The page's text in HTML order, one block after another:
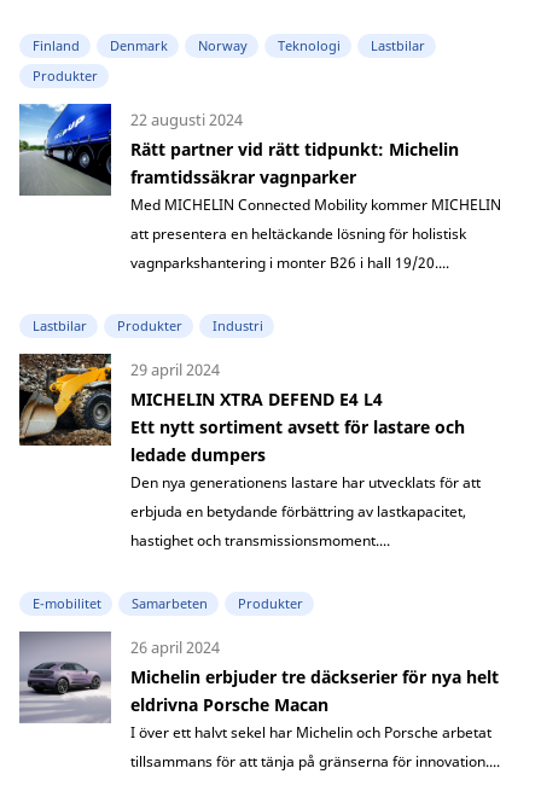
Finland Denmark Norway Teknologi
Lastbilar
Produkter
22 augusti 2024
Rätt partner vid rätt tidpunkt: Michelin
framtidssäkrar vagnparker
Med MICHELIN Connected Mobility kommer MICHELIN
att presentera en heltäckande lösning för holistisk
vagnparkshantering i monter B26 i hall 19/20....
Lastbilar Produkter Industri
29 april 2024
MICHELIN XTRA DEFEND E4 L4
Ett nytt sortiment avsett för lastare och
ledade dumpers
Den nya generationens lastare har utvecklats för att
erbjuda en betydande förbättring av lastkapacitet,
hastighet och transmissionsmoment....
E-mobilitet Samarbeten Produkter
26 april 2024
Michelin erbjuder tre däckserier för nya helt
eldrivna Porsche Macan
I över ett halvt sekel har Michelin och Porsche arbetat
tillsammans för att tänja på gränserna för innovation....